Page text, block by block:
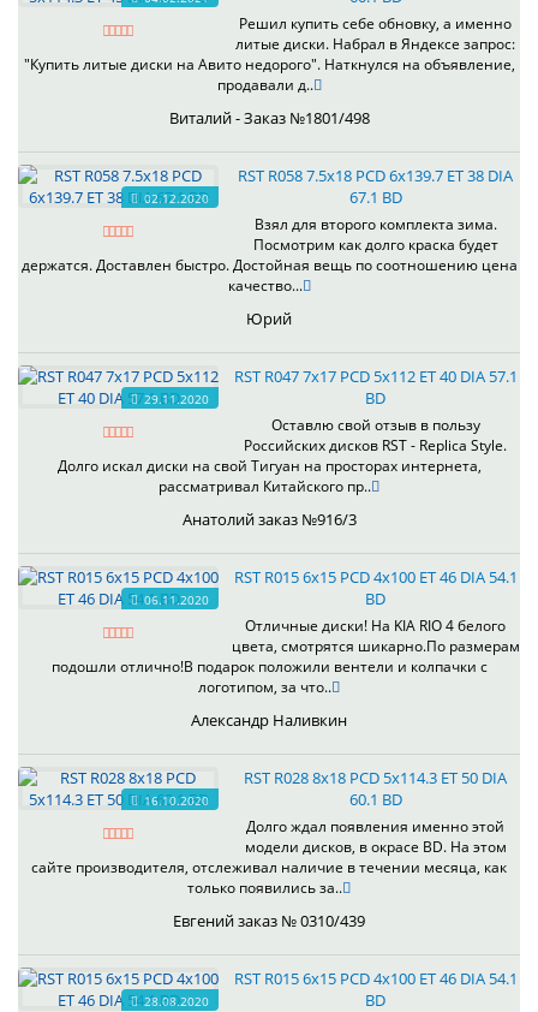
Решил купить себе обновку, а именно
литые диски. Набрал в Яндексе запрос:
"Купить литые диски на Авито недорого". Наткнулся на объявление,
продавали д..
Виталий - Заказ №1801/498
02.12.2020
RST R058 7.5x18 PCD 6x139.7 ET 38 DIA
67.1 BD
Взял для второго комплекта зима.
Посмотрим как долго краска будет
держатся. Доставлен быстро. Достойная вещь по соотношению цена
качество...
Юрий
29.11.2020
RST R047 7x17 PCD 5x112 ET 40 DIA 57.1
BD
Оставлю свой отзыв в пользу
Российских дисков RST - Replica Style.
Долго искал диски на свой Тигуан на просторах интернета,
рассматривал Китайского пр..
Анатолий заказ №916/3
06.11.2020
RST R015 6x15 PCD 4x100 ET 46 DIA 54.1
BD
Отличные диски! На KIA RIO 4 белого
цвета, смотрятся шикарно.По размерам
подошли отлично!В подарок положили вентели и колпачки с
логотипом, за что..
Александр Наливкин
16.10.2020
RST R028 8x18 PCD 5x114.3 ET 50 DIA
60.1 BD
Долго ждал появления именно этой
модели дисков, в окрасе BD. На этом
сайте производителя, отслеживал наличие в течении месяца, как
только появились за..
Евгений заказ № 0310/439
28.08.2020
RST R015 6x15 PCD 4x100 ET 46 DIA 54.1
BD